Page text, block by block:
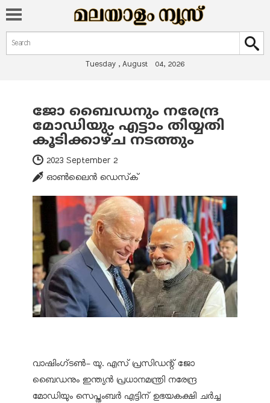
Search form
Search
Tuesday , August 04, 2026
You are here
ജോ ബൈഡനും നരേന്ദ്ര
മോഡിയും എട്ടാം തിയ്യതി
കൂടിക്കാഴ്ച നടത്തും
2023 September 2
ഓണ്‍ലൈന്‍ ഡെസ്‌ക്
വാഷിംഗ്ടണ്‍- യു. എസ് പ്രസിഡന്റ് ജോ
ബൈഡനും ഇന്ത്യന്‍ പ്രധാനമന്ത്രി നരേന്ദ്ര
മോഡിയും സെപ്തംബര്‍ എട്ടിന് ഉഭയകക്ഷി ചര്‍ച്ച